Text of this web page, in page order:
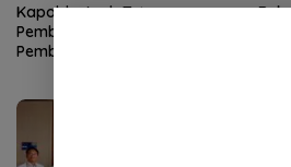
Kapolda Aceh Tutup
Pembinaan Tradisi dan
Pembaretan 65 Bintara